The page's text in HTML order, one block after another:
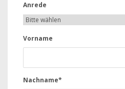
Anrede
Vorname
Nachname*